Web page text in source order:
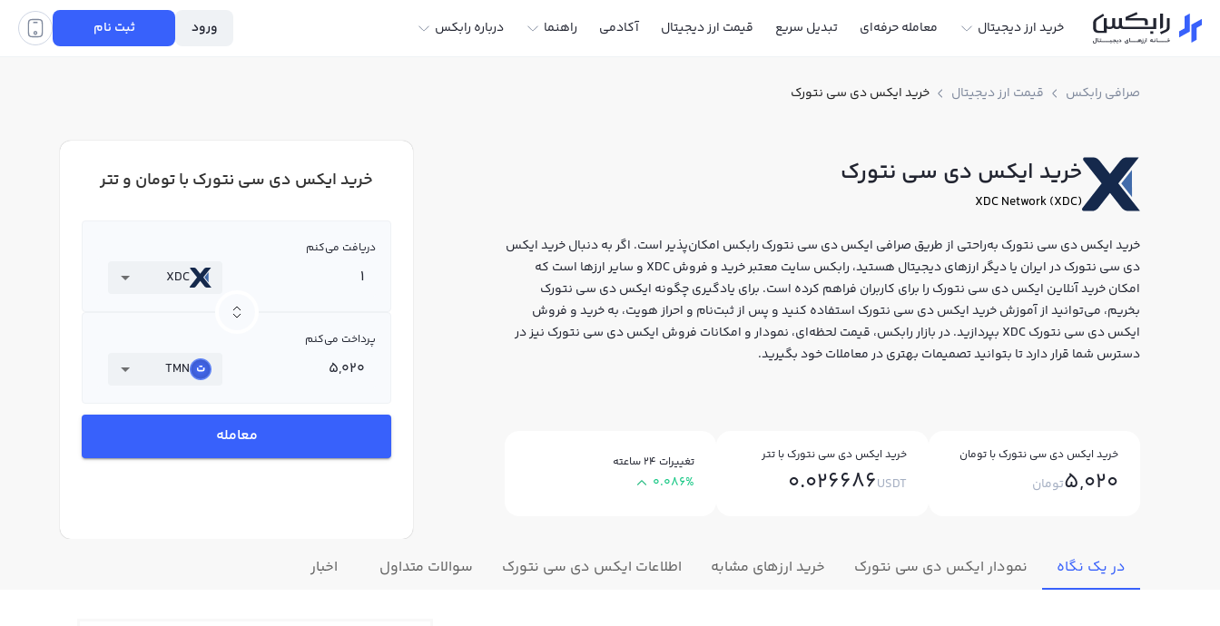
خرید ارز دیجیتال معامله حرفه‌ای تبدیل سریع قیمت ارز دیجیتال آکادمی راهنما درباره رابکس ورود ثبت نام
صرافی رابکس قیمت ارز دیجیتال خرید ایکس دی سی نتورک
خرید ایکس دی سی نتورک
XDC Network (XDC)
خرید ایکس دی سی نتورک به‌راحتی از طریق صرافی ایکس دی سی نتورک رابکس امکان‌پذیر است. اگر به دنبال خرید ایکس
دی سی نتورک در ایران یا دیگر ارزهای دیجیتال هستید، رابکس سایت معتبر خرید و فروش XDC و سایر ارزها است که
امکان خرید آنلاین ایکس دی سی نتورک را برای کاربران فراهم کرده است. برای یادگیری چگونه ایکس دی سی نتورک
بخریم، می‌توانید از آموزش خرید ایکس دی سی نتورک استفاده کنید و پس از ثبت‌نام و احراز هویت، به خرید و فروش
ایکس دی سی نتورک XDC بپردازید. در بازار رابکس، قیمت لحظه‌ای، نمودار و امکانات فروش ایکس دی سی نتورک نیز در
دسترس شما قرار دارد تا بتوانید تصمیمات بهتری در معاملات خود بگیرید.
خرید ایکس دی سی نتورک با تومان
5,020تومان
خرید ایکس دی سی نتورک با تتر
0.026686USDT
تغییرات ۲۴ ساعته
0.086%
خرید ایکس دی سی نتورک با تومان و تتر
دریافت می‌کنم
XDC
پرداخت می‌کنم
TMN
معامله
در یک نگاه نمودار ایکس دی سی نتورک خرید ارزهای مشابه اطلاعات ایکس دی سی نتورک سوالات متداول اخبار